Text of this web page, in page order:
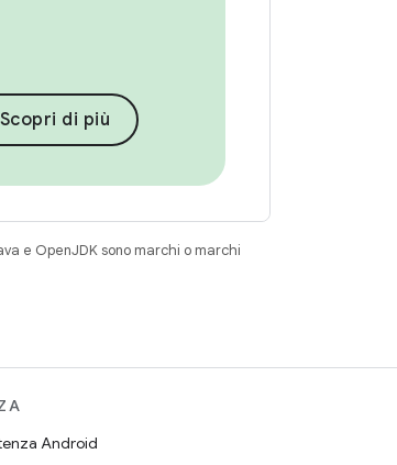
Scopri di più
e OpenJDK sono marchi o marchi
Android